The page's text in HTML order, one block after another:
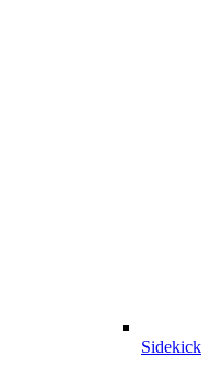
Sidekick